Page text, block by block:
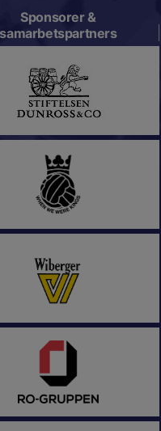
Sponsorer &
samarbetspartners